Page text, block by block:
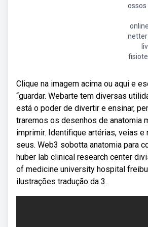
ossos
Clique na imagem acima ou aqui e
“guardar. Webarte tem diversas
está o poder de divertir e ensinar,
traremos os desenhos de anatomia
imprimir. Identifique artérias, veias e
seus. Web3 sobotta anatomia para
huber lab clinical research center
of medicine university hospital
ilustrações tradução da 3.